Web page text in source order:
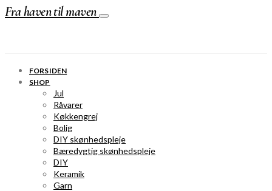
Fra haven til maven
FORSIDEN
SHOP
Jul
Råvarer
Køkkengrej
Bolig
DIY skønhedspleje
Bæredygtig skønhedspleje
DIY
Keramik
Garn